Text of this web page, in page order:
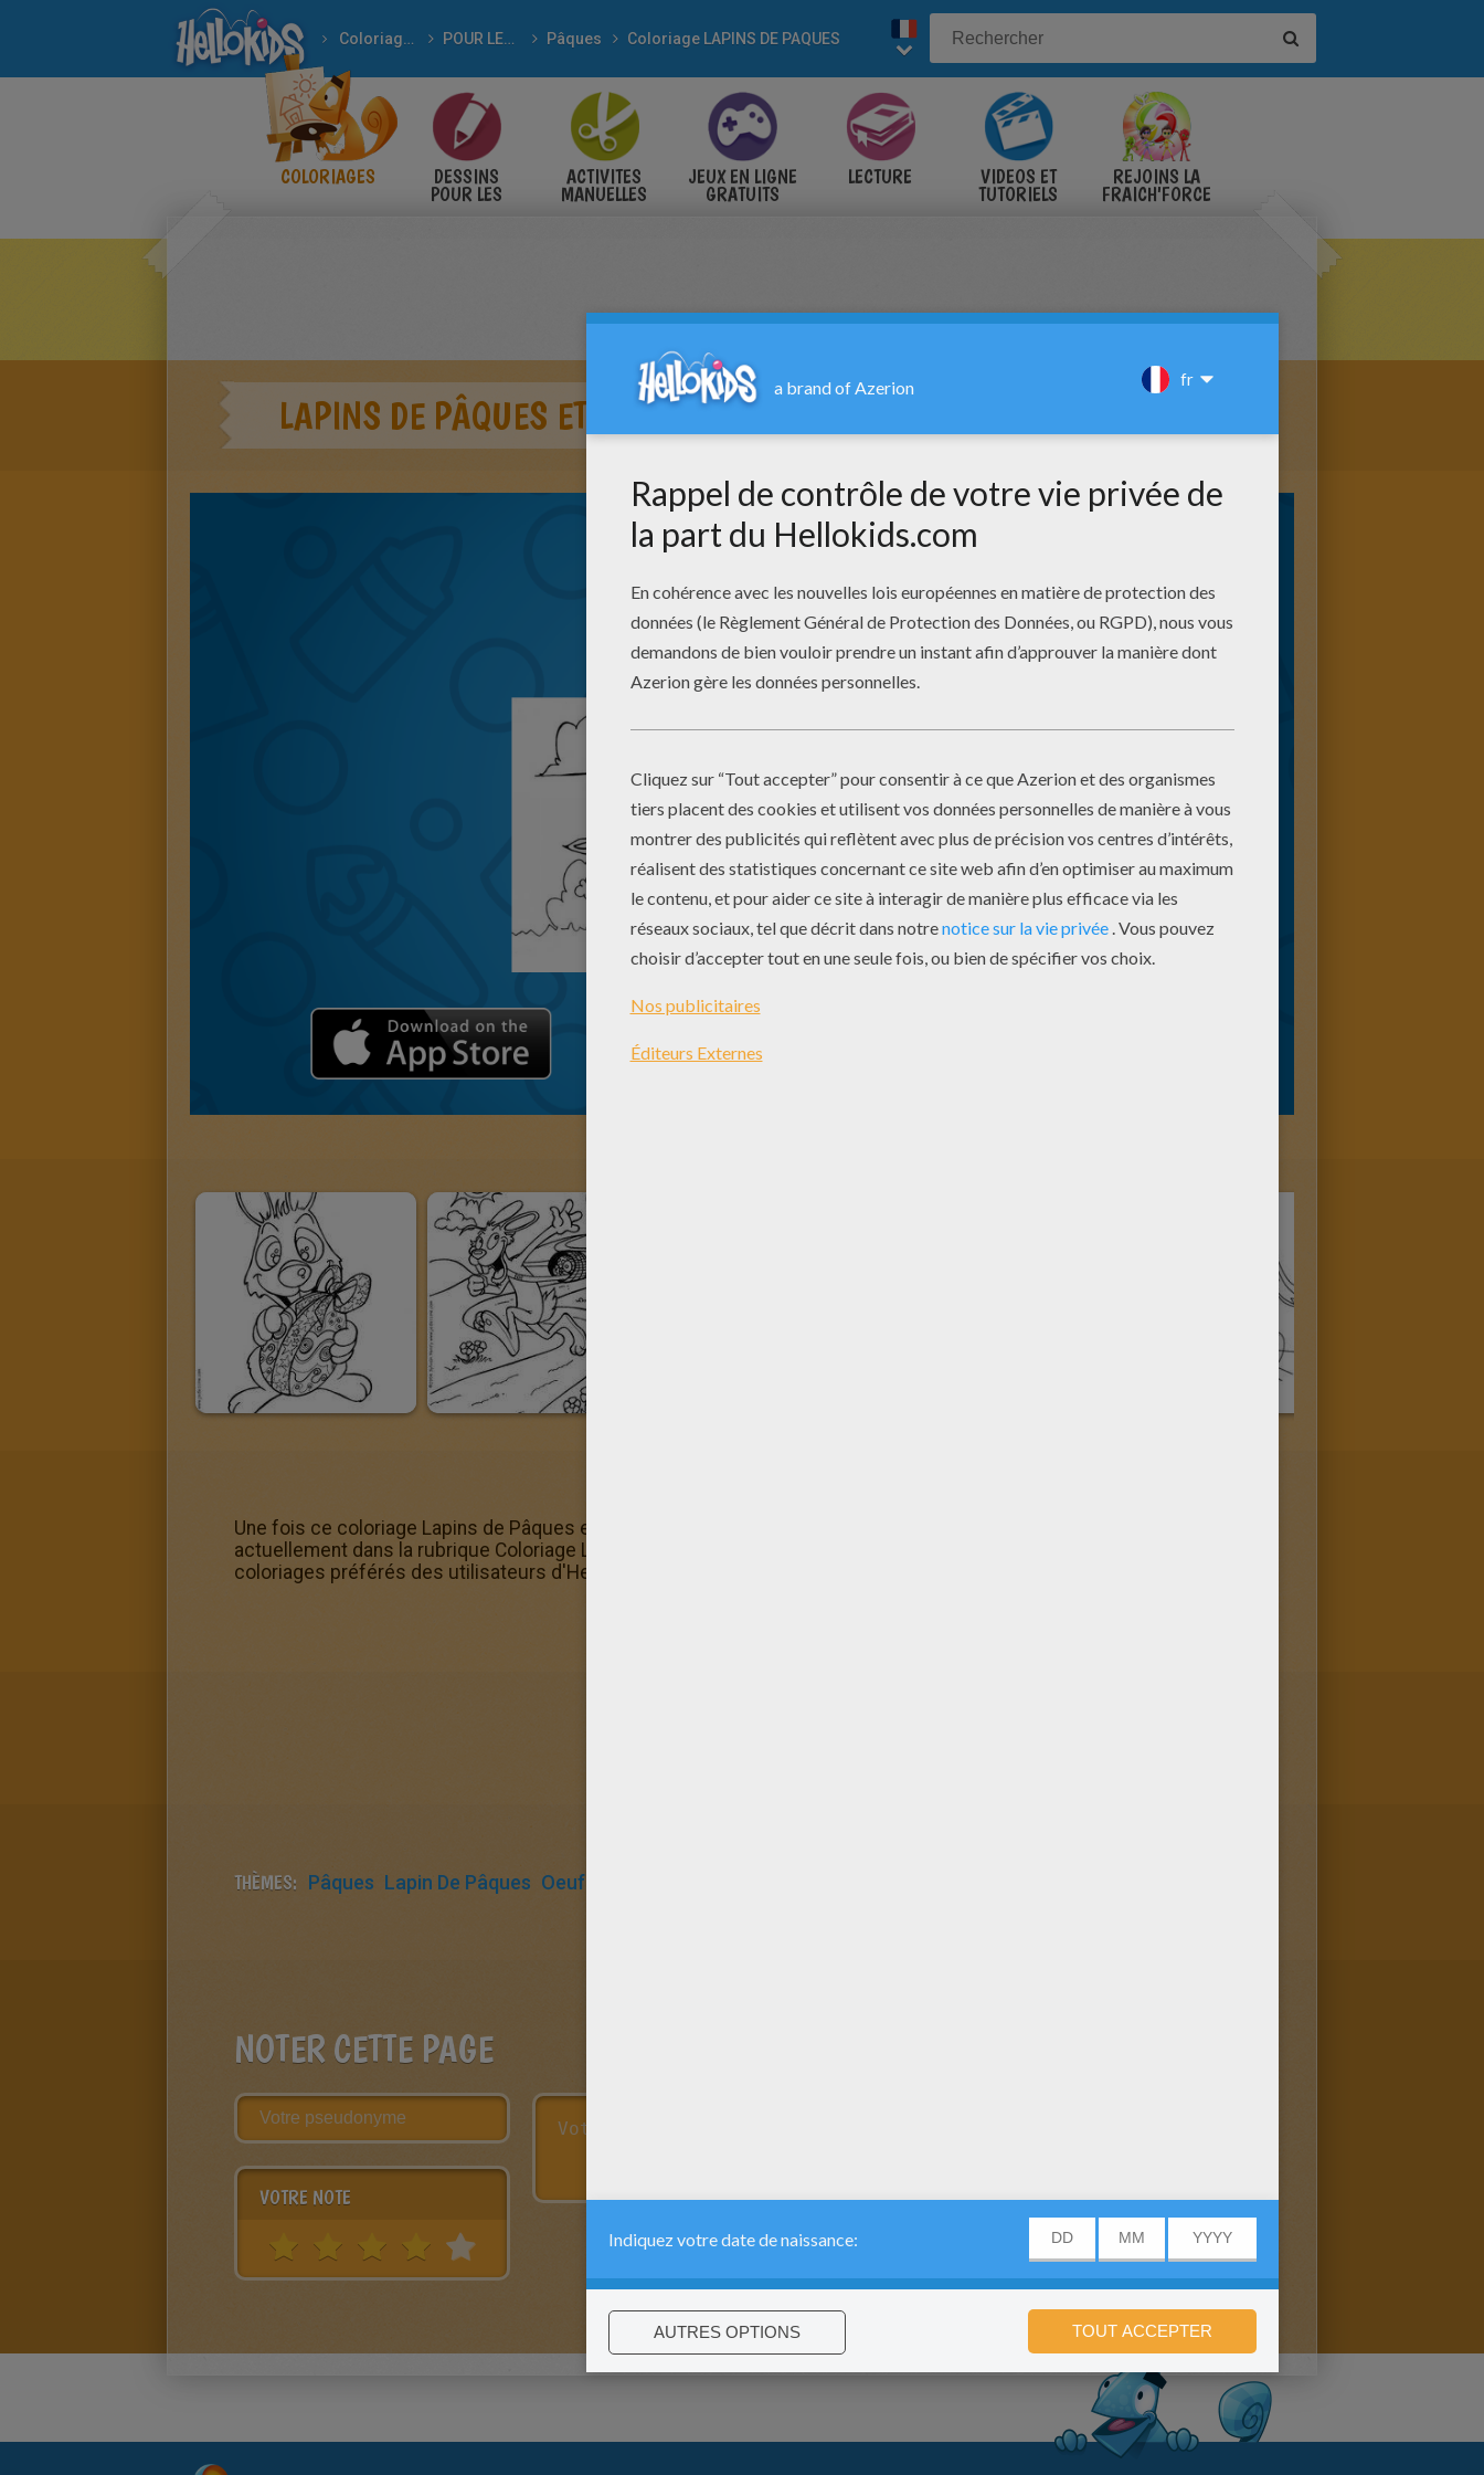
Coloriages POUR LES FÊTES Pâques Coloriage LAPINS DE PAQUES
COLORIAGES DESSINS
POUR LES
ACTIVITES
MANUELLES
JEUX EN LIGNE
GRATUITS
LECTURE VIDÉOS ET
TUTORIELS
REJOINS LA
FRAICH'FORCE
LAPINS DE PÂQUES ET LEURS OEUFS
Une fois ce coloriage Lapins de Pâques et leurs oeufs terminé, n'hésite pas à l'offir à tes parents ou à tes amis ! Tu es
actuellement dans la rubrique Coloriage LAPINS DE PAQUES. Le coloriage Lapins de Pâques et leurs oeufs est un des
coloriages préférés des utilisateurs d'Hellokids !
THÈMES: Pâques Lapin De Pâques Oeuf
NOTER CETTE PAGE
VOTRE NOTE